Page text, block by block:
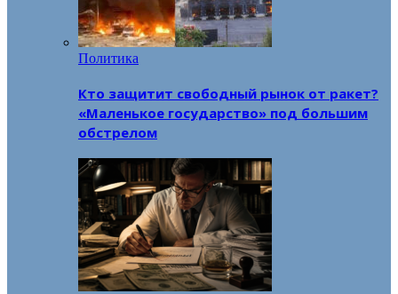
Политика
Кто защитит свободный рынок от ракет?
«Маленькое государство» под большим
обстрелом